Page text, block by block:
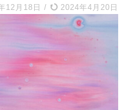
12月18日 / 2024年4月20日